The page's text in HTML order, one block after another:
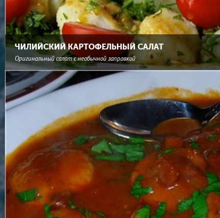
ЧИЛИЙСКИЙ КАРТОФЕЛЬНЫЙ САЛАТ
Оригинальный салат с необычной заправкой